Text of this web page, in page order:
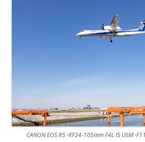
CANON EOS R5･RF24-105mm F4L IS USM･